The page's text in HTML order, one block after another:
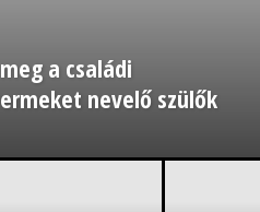
a családi
nevelő szülők